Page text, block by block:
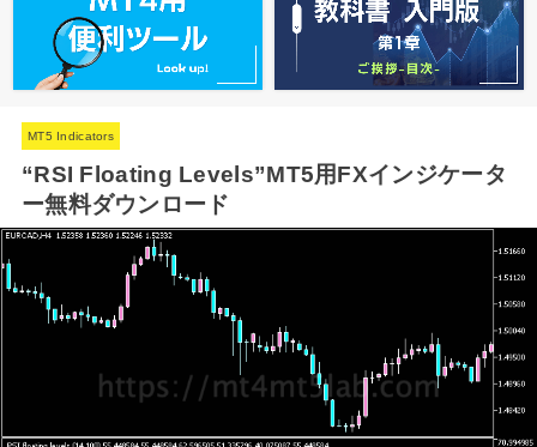
MT5 Indicators
“RSI Floating Levels”MT5用FXインジケータ
ー無料ダウンロード